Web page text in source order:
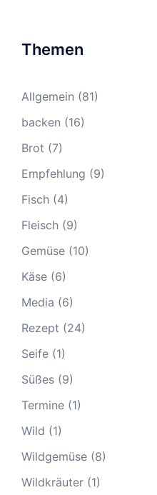
Themen
Allgemein (81)
backen (16)
Brot (7)
Empfehlung (9)
Fisch (4)
Fleisch (9)
Gemüse (10)
Käse (6)
Media (6)
Rezept (24)
Seife (1)
Süßes (9)
Termine (1)
Wild (1)
Wildgemüse (8)
Wildkräuter (1)